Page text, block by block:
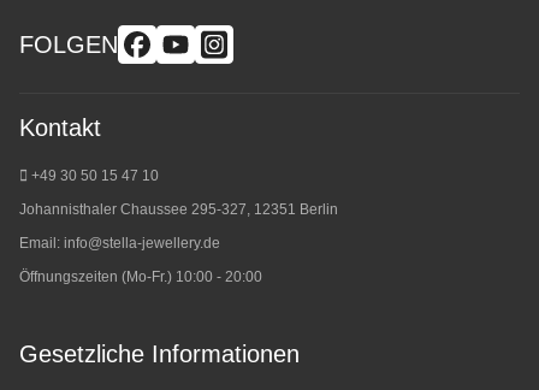
FOLGEN
Kontakt
+49 30 50 15 47 10
Johannisthaler Chaussee 295-327, 12351 Berlin
Email: info@stella-jewellery.de
Öffnungszeiten (Mo-Fr.) 10:00 - 20:00
Gesetzliche Informationen